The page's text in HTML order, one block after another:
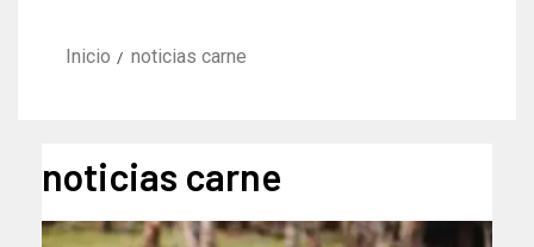
Inicio noticias carne
noticias carne